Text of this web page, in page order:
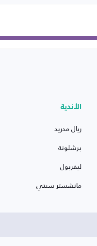
الأندية
ريال مدريد
برشلونة
ليفربول
مانشستر سيتي